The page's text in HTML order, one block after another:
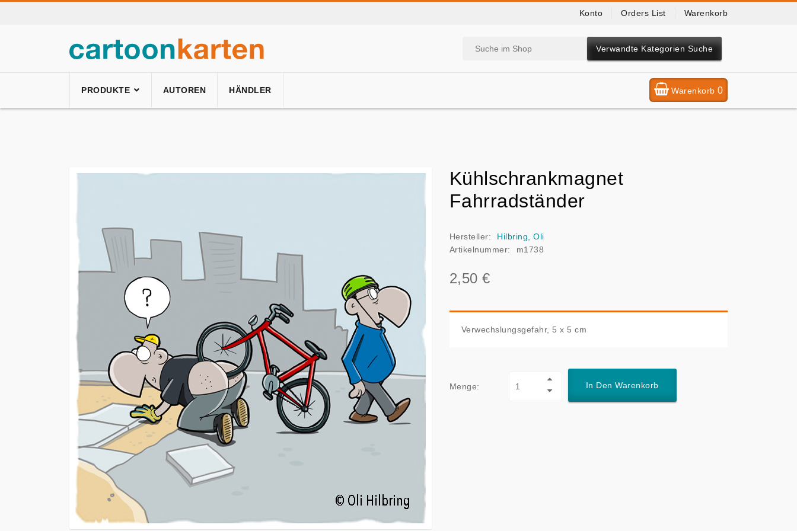
Konto Orders List Warenkorb
Verwandte Kategorien Suche
PRODUKTE AUTOREN HÄNDLER Warenkorb 0
Kühlschrankmagnet
Fahrradständer
Hersteller:
Hilbring, Oli
Artikelnummer:
m1738
2,50 €
Verwechslungsgefahr, 5 x 5 cm
Menge: In Den Warenkorb